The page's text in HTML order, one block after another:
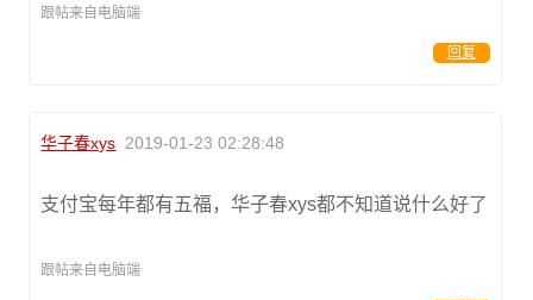
跟帖来自电脑端
回复
华子春xys 2019-01-23 02:28:48
支付宝每年都有五福，华子春xys都不知道说什么好了
跟帖来自电脑端